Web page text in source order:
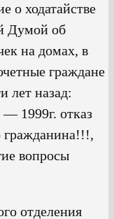
о ходатайстве
Думой об
на домах, в
граждане
лет назад:
1999г. отказ
гражданина!!!,
вопросы
отделения